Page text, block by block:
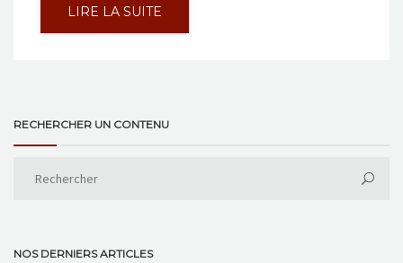
LIRE LA SUITE
RECHERCHER UN CONTENU
NOS DERNIERS ARTICLES